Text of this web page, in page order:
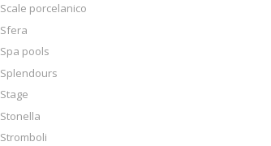
Scale porcelanico
Sfera
Spa pools
Splendours
Stage
Stonella
Stromboli